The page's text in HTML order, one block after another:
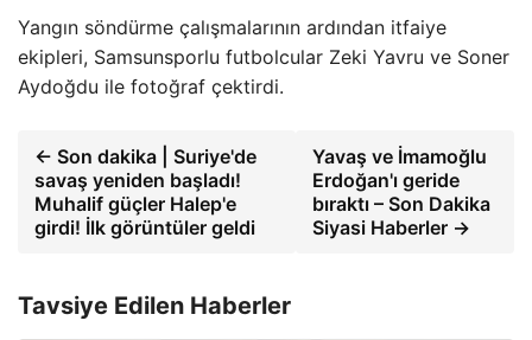
Yangın söndürme çalışmalarının ardından itfaiye
ekipleri, Samsunsporlu futbolcular Zeki Yavru ve Soner
Aydoğdu ile fotoğraf çektirdi.
← Son dakika | Suriye'de
savaş yeniden başladı!
Muhalif güçler Halep'e
girdi! İlk görüntüler geldi
Yavaş ve İmamoğlu
Erdoğan'ı geride
bıraktı – Son Dakika
Siyasi Haberler →
Tavsiye Edilen Haberler